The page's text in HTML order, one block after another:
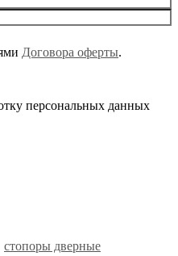
Договора оферты.
персональных данных
стопоры дверные